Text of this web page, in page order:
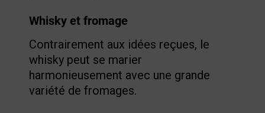
Whisky et fromage
Contrairement aux idées reçues, le
whisky peut se marier
harmonieusement avec une grande
variété de fromages.